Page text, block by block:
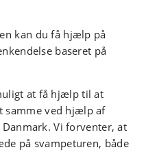
kan du få hjælp på
baseret på
at få hjælp til at
samme ved hjælp af
Vi forventer, at
på svampeturen, både